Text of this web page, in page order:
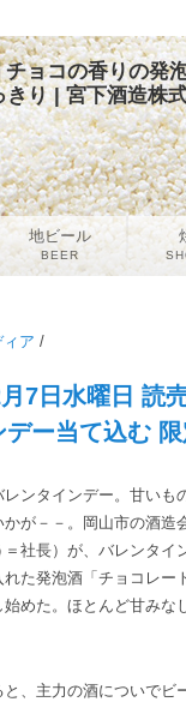
ョコの香りの発
り | 宮下酒造株
ィア /
7日水曜日 読
デー当て込む
ンタインデー。甘いも
かが－－。岡山市の酒造
＝社長）が、バレンタイ
れた発泡酒「チョコレー
めた。ほとんど甘みな
、主力の酒についでビ
地ビール
BEER